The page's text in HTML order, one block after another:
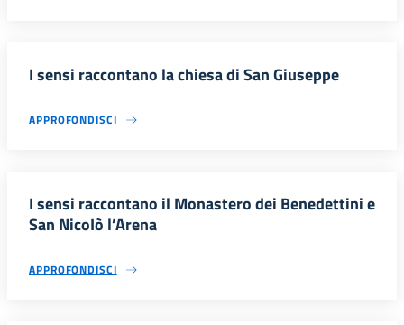
I sensi raccontano la chiesa di San Giuseppe
APPROFONDISCI
I sensi raccontano il Monastero dei Benedettini e
San NicoIò l’Arena
APPROFONDISCI